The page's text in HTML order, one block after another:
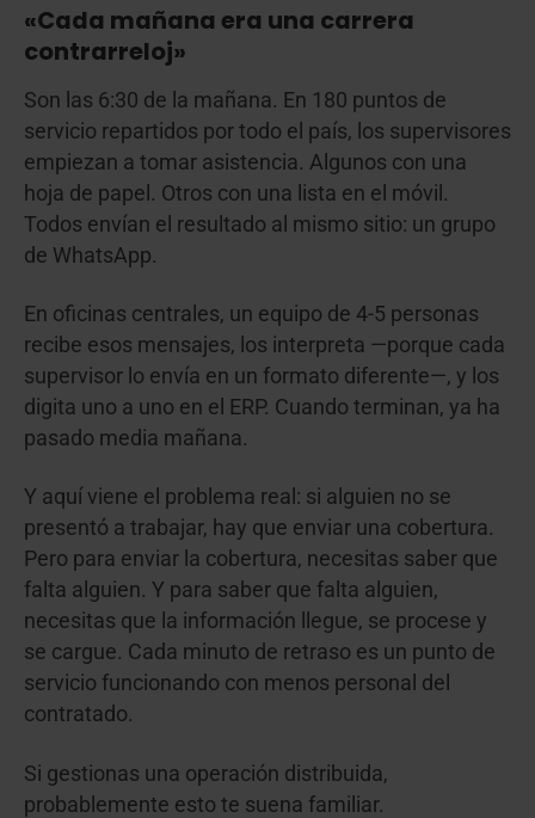
«Cada mañana era una carrera
contrarreloj»
Son las 6:30 de la mañana. En 180 puntos de
servicio repartidos por todo el país, los supervisores
empiezan a tomar asistencia. Algunos con una
hoja de papel. Otros con una lista en el móvil.
Todos envían el resultado al mismo sitio: un grupo
de WhatsApp.
En oficinas centrales, un equipo de 4-5 personas
recibe esos mensajes, los interpreta —porque cada
supervisor lo envía en un formato diferente—, y los
digita uno a uno en el ERP. Cuando terminan, ya ha
pasado media mañana.
Y aquí viene el problema real: si alguien no se
presentó a trabajar, hay que enviar una cobertura.
Pero para enviar la cobertura, necesitas saber que
falta alguien. Y para saber que falta alguien,
necesitas que la información llegue, se procese y
se cargue. Cada minuto de retraso es un punto de
servicio funcionando con menos personal del
contratado.
Si gestionas una operación distribuida,
probablemente esto te suena familiar.